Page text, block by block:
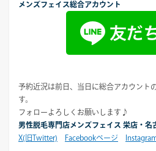
メンズフェイス総合アカウント
予約近況は前日、当日に総合アカウント
す。
フォローよろしくお願いします♪
男性脱毛専門店メンズフェイス 栄店・名
X(旧Twitter)
Facebookページ